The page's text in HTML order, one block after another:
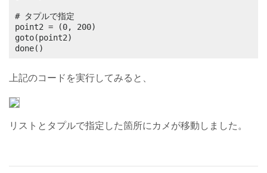
# タプルで指定
point2 = (0, 200)
goto(point2)
done()
上記のコードを実行してみると、
リストとタプルで指定した箇所にカメが移動しました。